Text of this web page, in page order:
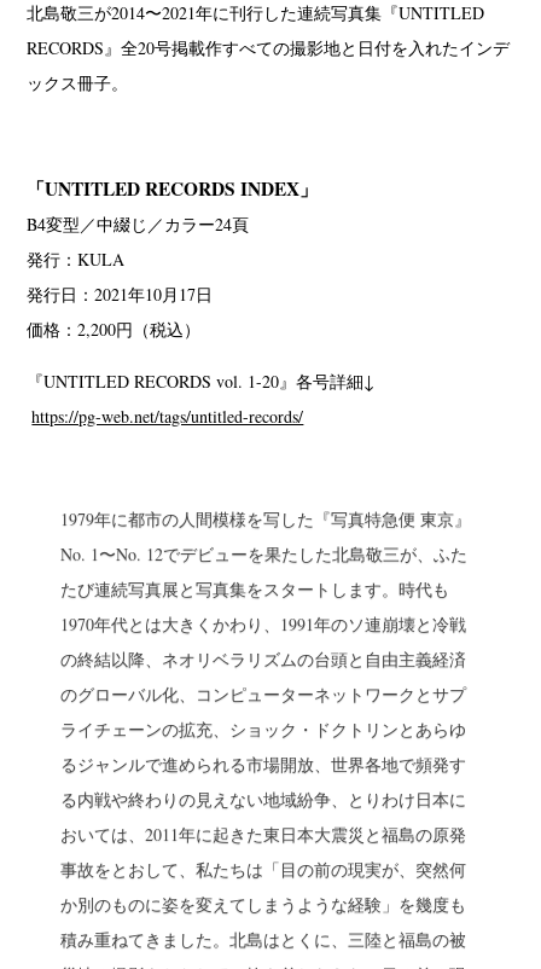
北島敬三が2014〜2021年に刊行した連続写真集『UNTITLED
RECORDS』全20号掲載作すべての撮影地と日付を入れたインデ
ックス冊子。
「UNTITLED RECORDS INDEX」
B4変型／中綴じ／カラー24頁
発行：KULA
発行日：2021年10月17日
価格：2,200円（税込）
『UNTITLED RECORDS vol. 1-20』各号詳細↓
https://pg-web.net/tags/untitled-records/
1979年に都市の人間模様を写した『写真特急便 東京』
No. 1〜No. 12でデビューを果たした北島敬三が、ふた
たび連続写真展と写真集をスタートします。時代も
1970年代とは大きくかわり、1991年のソ連崩壊と冷戦
の終結以降、ネオリベラリズムの台頭と自由主義経済
のグローバル化、コンピューターネットワークとサプ
ライチェーンの拡充、ショック・ドクトリンとあらゆ
るジャンルで進められる市場開放、世界各地で頻発す
る内戦や終わりの見えない地域紛争、とりわけ日本に
おいては、2011年に起きた東日本大震災と福島の原発
事故をとおして、私たちは「目の前の現実が、突然何
か別のものに姿を変えてしまうような経験」を幾度も
積み重ねてきました。北島はとくに、三陸と福島の被